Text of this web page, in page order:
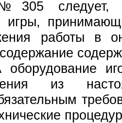
следует,
игры,
работы в
оборудование
из